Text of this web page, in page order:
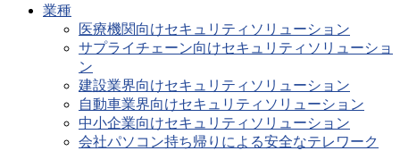
業種
医療機関向けセキュリティソリューション
サプライチェーン向けセキュリティソリューショ
ン
建設業界向けセキュリティソリューション
自動車業界向けセキュリティソリューション
中小企業向けセキュリティソリューション
会社パソコン持ち帰りによる安全なテレワーク